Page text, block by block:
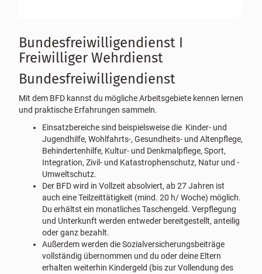
Bundesfreiwilligendienst I
Freiwilliger Wehrdienst
Bundesfreiwilligendienst
Mit dem BFD kannst du mögliche Arbeitsgebiete kennen lernen
und praktische Erfahrungen sammeln.
Einsatzbereiche sind beispielsweise die Kinder- und
Jugendhilfe, Wohlfahrts-, Gesundheits- und Altenpflege,
Behindertenhilfe, Kultur- und Denkmalpflege, Sport,
Integration, Zivil- und Katastrophenschutz, Natur und -
Umweltschutz.
Der BFD wird in Vollzeit absolviert, ab 27 Jahren ist
auch eine Teilzeittätigkeit (mind. 20 h/ Woche) möglich.
Du erhältst ein monatliches Taschengeld. Verpflegung
und Unterkunft werden entweder bereitgestellt, anteilig
oder ganz bezahlt.
Außerdem werden die Sozialversicherungsbeiträge
vollständig übernommen und du oder deine Eltern
erhalten weiterhin Kindergeld (bis zur Vollendung des